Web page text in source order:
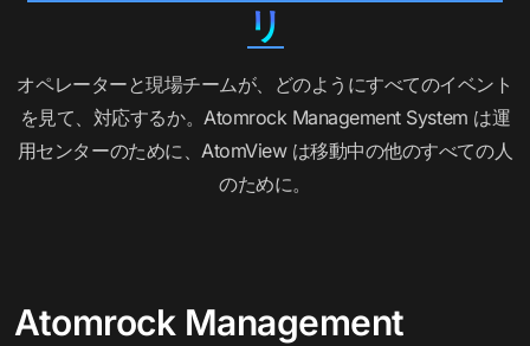
リ
オペレーターと現場チームが、どのようにすべてのイベント
を見て、対応するか。Atomrock Management System は運
用センターのために、AtomView は移動中の他のすべての人
のために。
Atomrock Management